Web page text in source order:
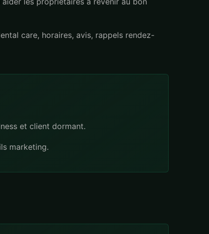
care, horaires, avis, rappels rendez-
et client dormant.
marketing.